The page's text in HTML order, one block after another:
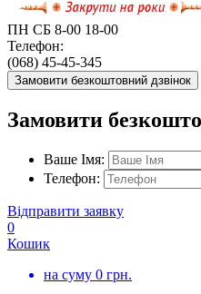
ПН СБ 8-00 18-00
Телефон:
(068) 45-45-345
Замовити безкоштовний дзвінок
Замовити
Ваше Імя:
Телефон:
Відправити заявку
0
Кошик
на суму 0 грн.